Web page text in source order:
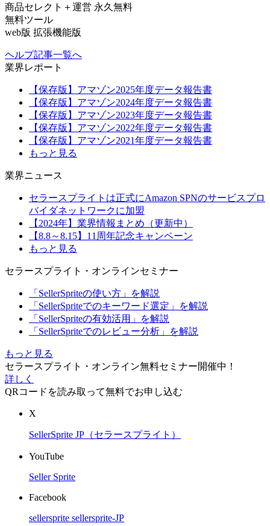
商品セレクト＋運営 永久無料
無料ツール
web版 拡張機能版
ヘルプ記事一覧へ
業界レポート
【保存版】アマゾン2025年度データ報告書
【保存版】アマゾン2024年度データ報告書
【保存版】アマゾン2023年度データ報告書
【保存版】アマゾン2022年度データ報告書
【保存版】アマゾン2021年度データ報告書
もっと見る
業界ニュース
セラースプライトは正式にAmazon SPNのサービスプロ
バイダネットワークに加盟
【2024年】業界情報まとめ（更新中）
【8.8～8.15】11周年記念キャンペーン
もっと見る
セラースプライト・オンラインセミナー
「SellerSpriteの使い方」を解説
「SellerSpriteでのキーワード選定」を解説
「SellerSpriteの有効活用」を解説
「SellerSpriteでのレビュー分析」を解説
もっと見る
セラースプライト・オンライン無料セミナー開催中！
詳しく
QRコードを読み取って無料でお申し込む
X
SellerSprite JP（セラースプライト）
YouTube
Seller Sprite
Facebook
sellersprite sellersprite-JP